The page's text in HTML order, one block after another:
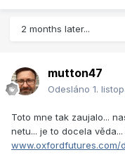
2 months later...
mutton47
Odesláno 1.
Toto mne tak zaujalo...
netu... je to docela věda...
www.oxfordfutures.com/